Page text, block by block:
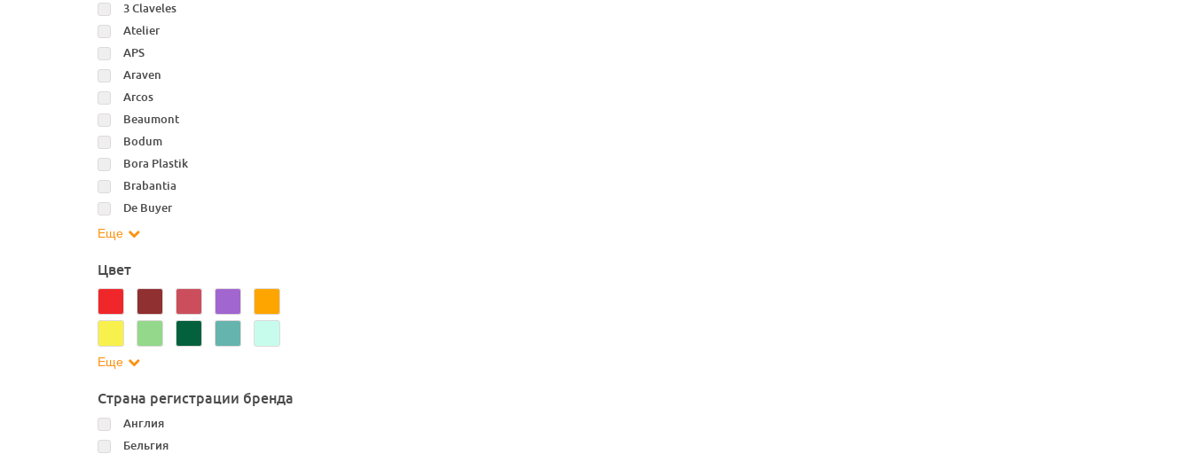
3 Claveles
Atelier
APS
Araven
Arcos
Beaumont
Bodum
Bora Plastik
Brabantia
De Buyer
Еще
Цвет
Еще
Страна регистрации бренда
Англия
Бельгия